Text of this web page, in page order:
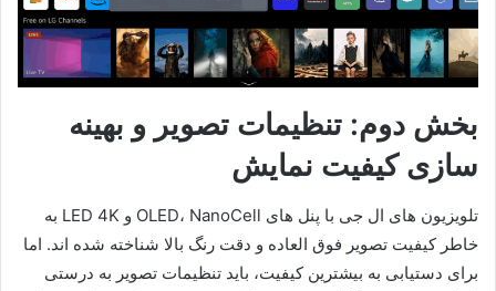
بخش دوم: تنظیمات تصویر و بهینه
سازی کیفیت نمایش
تلویزیون های ال جی با پنل های OLED، NanoCell و LED 4K به
خاطر کیفیت تصویر فوق العاده و دقت رنگ بالا شناخته شده اند. اما
برای دستیابی به بیشترین کیفیت، باید تنظیمات تصویر به درستی